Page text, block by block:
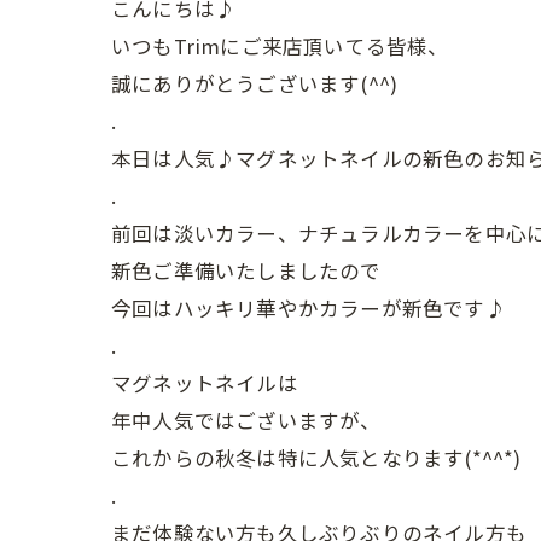
こんにちは♪
いつもTrimにご来店頂いてる皆様、
誠にありがとうございます(^^)
.
本日は人気♪マグネットネイルの新色のお知
.
前回は淡いカラー、ナチュラルカラーを中心
新色ご準備いたしましたので
今回はハッキリ華やかカラーが新色です♪
.
マグネットネイルは
年中人気ではございますが、
これからの秋冬は特に人気となります(*^^*)
.
まだ体験ない方も久しぶりぶりのネイル方も